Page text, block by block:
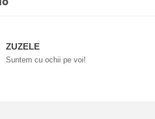
ZUZELE
Suntem cu ochii pe voi!